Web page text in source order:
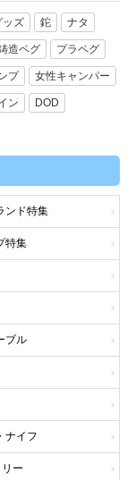
ッズ 鉈 ナタ
造ペグ プラペグ
プ 女性キャンパー
ン DOD
ンド特集
特集
ブル
ナイフ
ー